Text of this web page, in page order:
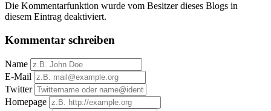
Die Kommentarfunktion wurde vom Besitzer dieses Blogs in
diesem Eintrag deaktiviert.
Kommentar schreiben
Name
E-Mail
Twitter
Homepage